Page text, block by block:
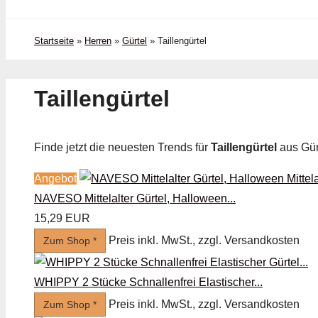
Startseite » Herren » Gürtel » Taillen­gürtel
Taillen­gürtel
Finde jetzt die neuesten Trends für Taillen­gürtel aus
Angebot
NAVESO Mittelalter Gürtel, Halloween...
15,29 EUR
Zum Shop * Preis inkl. MwSt., zzgl. Versandkosten
WHIPPY 2 Stücke Schnallenfrei Elastischer...
Zum Shop * Preis inkl. MwSt., zzgl. Versandkosten